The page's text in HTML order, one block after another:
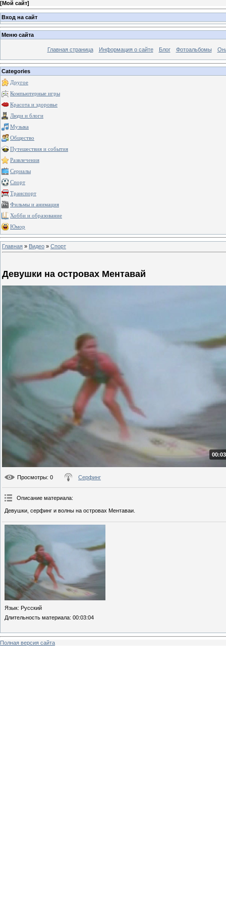
[Мой сайт]
Вход на сайт
Меню сайта
Главная страница Информация о сайте Блог Фотоальбомы
Categories
Другое
Компьютерные игры
Красота и здоровье
Люди и блоги
Музыка
Общество
Путешествия и события
Развлечения
Сериалы
Спорт
Транспорт
Фильмы и анимация
Хобби и образование
Юмор
Главная » Видео » Спорт
Девушки на островах Ментавай
Просмотры: 0 Серфинг
Описание материала:
Девушки, серфинг и волны на островах Ментаваи.
Язык: Русский
Длительность материала: 00:03:04
Полная версия сайта